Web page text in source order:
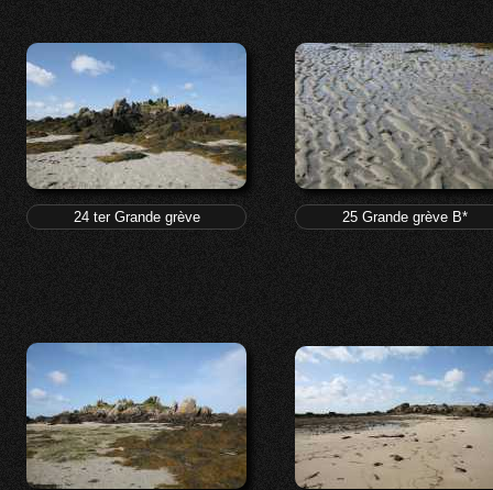
24 ter Grande grève 25 Grande grève B*